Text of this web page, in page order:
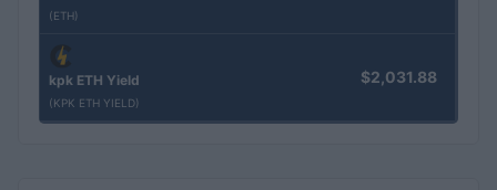
(ETH)
kpk ETH Yield
(KPK ETH YIELD)
$2,031.88